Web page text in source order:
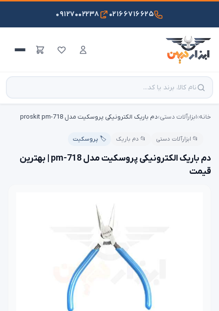
۰۲۱۶۶۷۱۶۶۲۵ ۰۹۱۲۷۰۰۲۲۳۸
خانه›ابزارآلات دستی›دم باریک الکترونیکی پروسکیت مدل proskit pm-718
📂 ابزارآلات دستی 📂 دم باریک 🏷️ پروسکیت
دم باریک الکترونیکی پروسکیت مدل pm-718 | بهترین
قیمت